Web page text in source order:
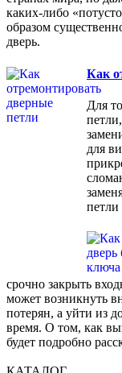
каких-либо
образом
дверь.
Как
Для
для
петли
срочно закрыть
может возникнуть
потерян, а уйти из
время. О том, как
будет подробно